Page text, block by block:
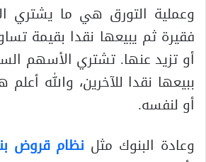
وعملية التورق هي ما يشتري
فقيرة ثم يبيعها نقدا بقيمة
أو تزيد عنها. تشتري الأسهم
ببيعها نقدا للآخرين، والله
أو لنفسه.
وعادة البنوك مثل نظام قروض